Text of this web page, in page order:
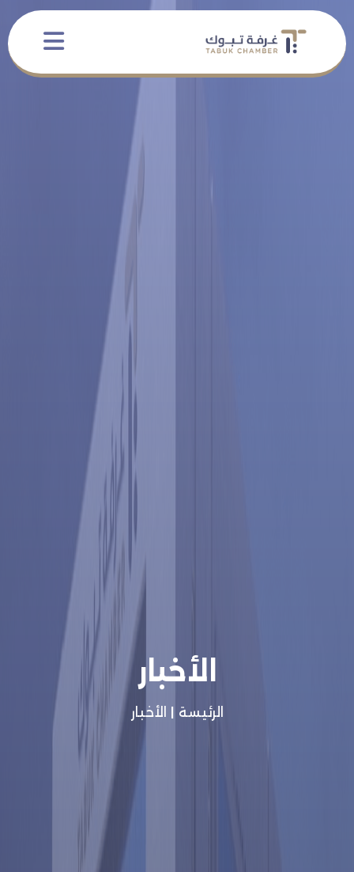
الأخبار
الرئيسة | الأخبار